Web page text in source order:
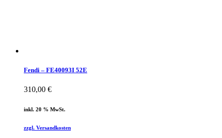
Fendi – FE40093I 52E
310,00 €
inkl. 20 % MwSt.
zzgl. Versandkosten